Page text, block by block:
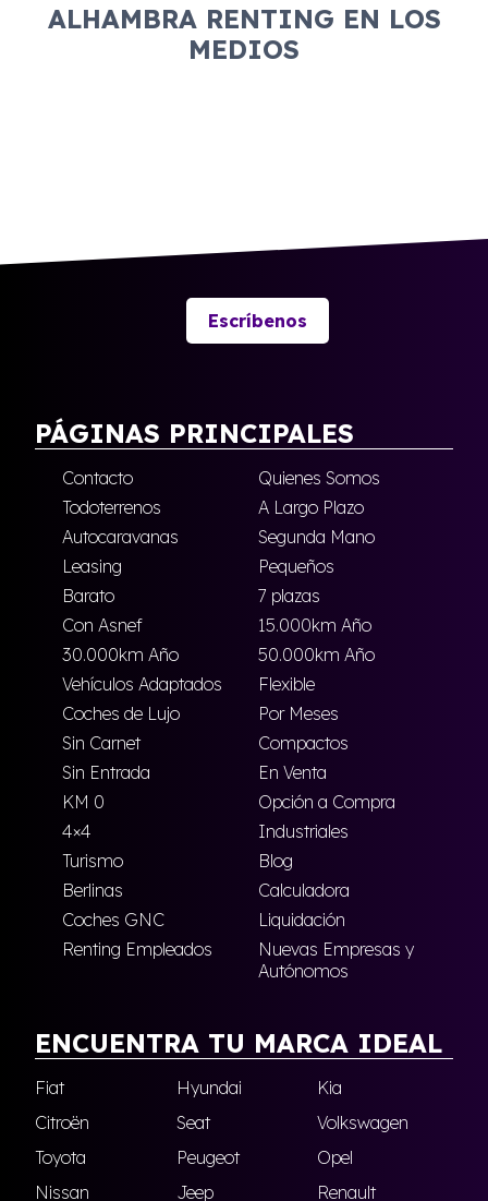
ALHAMBRA RENTING EN LOS
MEDIOS
Escríbenos
PÁGINAS PRINCIPALES
Contacto
Quienes Somos
Todoterrenos
A Largo Plazo
Autocaravanas
Segunda Mano
Leasing
Pequeños
Barato
7 plazas
Con Asnef
15.000km Año
30.000km Año
50.000km Año
Vehículos Adaptados
Flexible
Coches de Lujo
Por Meses
Sin Carnet
Compactos
Sin Entrada
En Venta
KM 0
Opción a Compra
4×4
Industriales
Turismo
Blog
Berlinas
Calculadora
Coches GNC
Liquidación
Renting Empleados
Nuevas Empresas y
Autónomos
ENCUENTRA TU MARCA IDEAL
Fiat Hyundai
Kia
Citroën
Seat
Volkswagen
Toyota
Peugeot
Opel
Nissan
Jeep Renault